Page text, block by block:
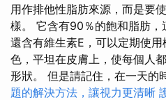
用作排他性脂肪來源，而是要
樣。 它含有90％的飽和脂肪
還含有維生素E，可以定期使
色，平坦在皮膚上，使每個人
形狀。 但是請記住，在一天的
題的解決方法，讓視力更清晰